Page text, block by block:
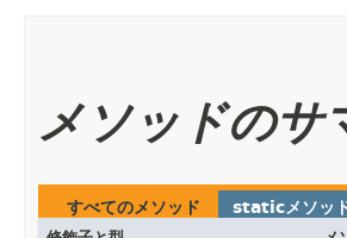
メソッドのサ
すべてのメソッド staticメソッ